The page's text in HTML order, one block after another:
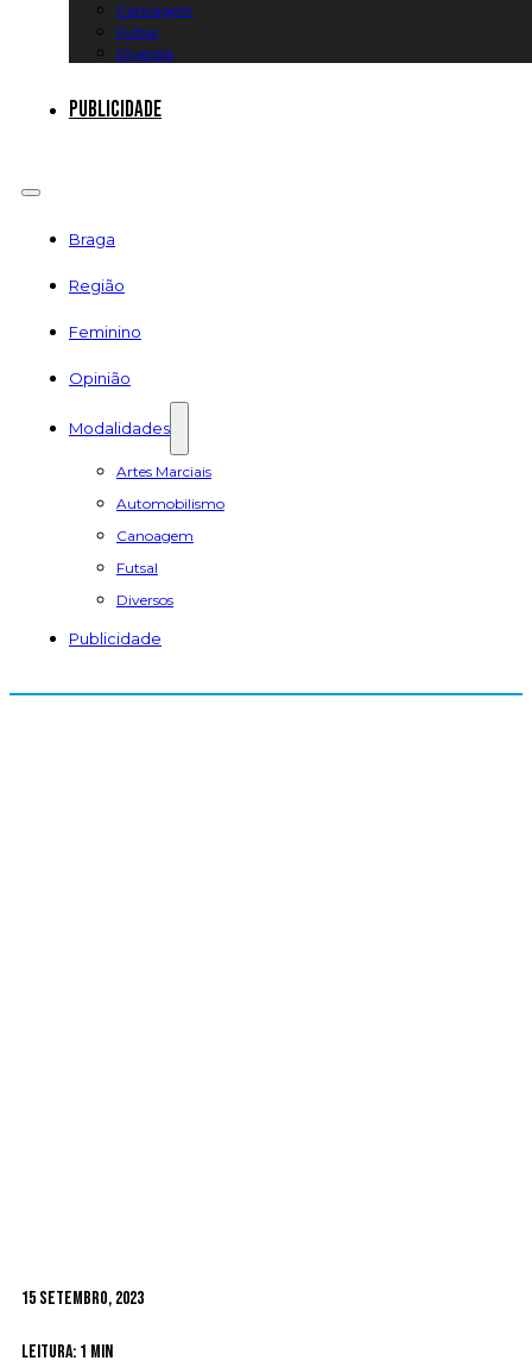
Canoagem
Futsal
Diversos
Publicidade
Braga
Região
Feminino
Opinião
Modalidades
Artes Marciais
Automobilismo
Canoagem
Futsal
Diversos
Publicidade
15 Setembro, 2023
Leitura: 1 min